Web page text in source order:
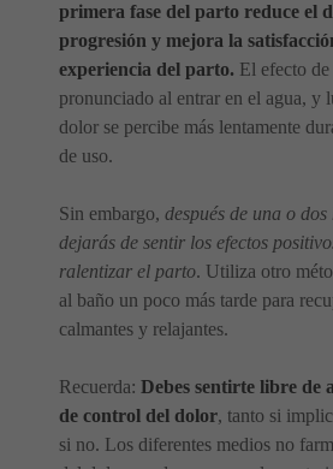
primera fase del parto reduce el
progresión y mejora la
experiencia del parto. El efecto
pronunciado al entrar en el agua, y
dolor se percibe más lentamente
de uso.
Sin embargo, después de una o
dejarás de sentir los efectos
ralentizar el parto. Utiliza otro
al baño un poco más tarde para
calmantes y relajantes.
Recuerda: Debes sentirte libre de
de control del dolor, tanto si
si no. Los diferentes medios no